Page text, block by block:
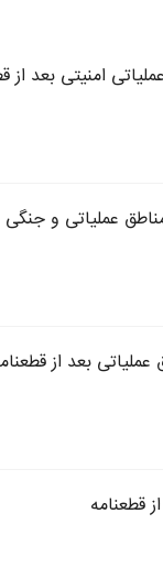
امنیتی بعد از
عملیاتی و
بعد از
قطعنامه